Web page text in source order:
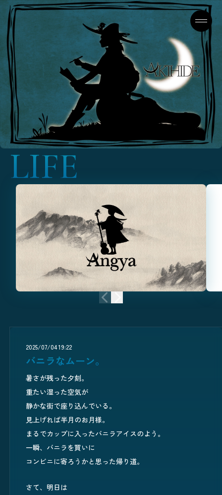
LIFE
前のニュース
次のニュース
2025/07/04 19:22
バニラなムーン。
暑さが残った夕刻。
重たい湿った空気が
静かな街で座り込んでいる。
見上げれば半月のお月様。
まるでカップに入ったバニラアイスのよう。
一瞬、バニラを買いに
コンビニに寄ろうかと思った帰り道。
さて、明日は